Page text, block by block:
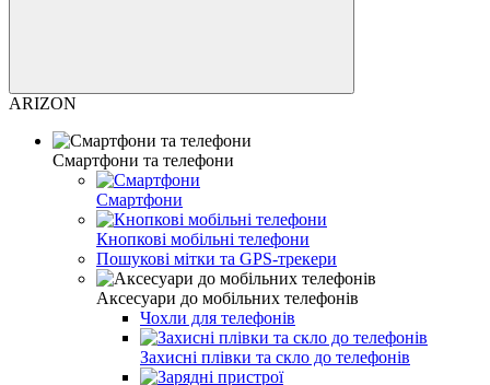
ARIZON
Смартфони та телефони
Смартфони
Кнопкові мобільні телефони
Пошукові мітки та GPS-трекери
Аксесуари до мобільних телефонів
Чохли для телефонів
Захисні плівки та скло до телефонів